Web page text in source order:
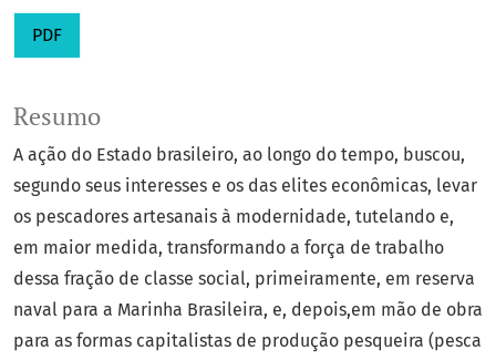
PDF
Resumo
A ação do Estado brasileiro, ao longo do tempo, buscou,
segundo seus interesses e os das elites econômicas, levar
os pescadores artesanais à modernidade, tutelando e,
em maior medida, transformando a força de trabalho
dessa fração de classe social, primeiramente, em reserva
naval para a Marinha Brasileira, e, depois,em mão de obra
para as formas capitalistas de produção pesqueira (pesca